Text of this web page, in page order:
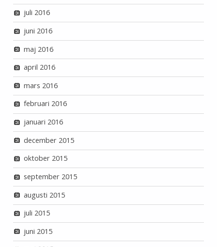
juli 2016
juni 2016
maj 2016
april 2016
mars 2016
februari 2016
januari 2016
december 2015
oktober 2015
september 2015
augusti 2015
juli 2015
juni 2015